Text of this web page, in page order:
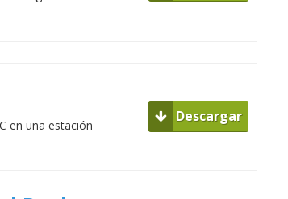
en una estación
Descargar